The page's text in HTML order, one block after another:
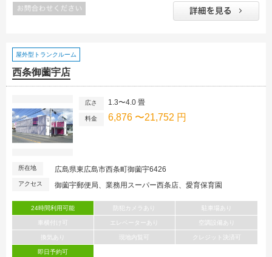
屋外型トランクルーム
西条御薗宇店
広さ 1.3〜4.0 畳
料金 6,876 〜21,752 円
所在地 広島県東広島市西条町御薗宇6426
アクセス 御薗宇郵便局、業務用スーパー西条店、愛育保育園
24時間利用可能 防犯カメラあり 駐車場あり
車横付け可 エレベーターあり 空調設備あり
換気あり 現地内覧可 クレジット決済可
即日予約可